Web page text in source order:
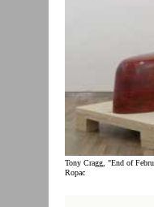
Tony Cragg, "End of
Ropac